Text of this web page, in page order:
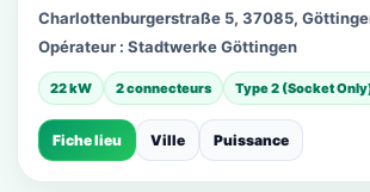
Charlottenburgerstraße 5, 37085,
Opérateur : Stadtwerke Göttingen
22 kW 2 connecteurs Type 2 (Socket
Fiche lieu Ville Puissance